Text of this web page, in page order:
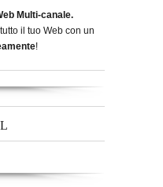
Multi-canale.
il tuo Web con un
!